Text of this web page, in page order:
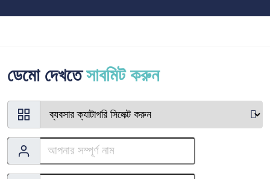
নেই
ডেমো দেখতেসাবমিট করুন